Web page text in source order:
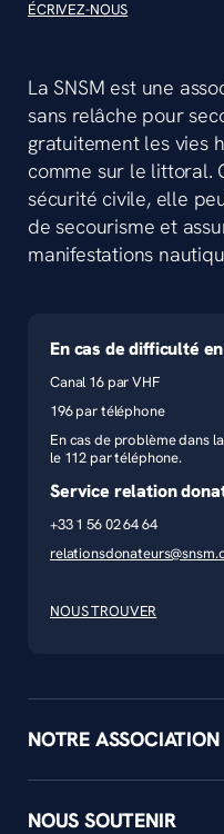
ÉCRIVEZ-NOUS
La SNSM est une
sans relâche pour
gratuitement les vies
comme sur le littoral.
sécurité civile, elle
de secourisme et
manifestations
En cas de difficulté
Canal 16 par VHF
196 par téléphone
En cas de problème dans
le 112 par téléphone.
Service relation
+33 1 56 02 64 64
NOUS TROUVER
NOTRE ASSOCIATION
NOUS SOUTENIR